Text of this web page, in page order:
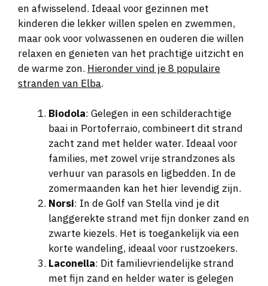
en afwisselend. Ideaal voor gezinnen met
kinderen die lekker willen spelen en zwemmen,
maar ook voor volwassenen en ouderen die willen
relaxen en genieten van het prachtige uitzicht en
de warme zon. Hieronder vind je 8 populaire
stranden van Elba.
Biodola: Gelegen in een schilderachtige
baai in Portoferraio, combineert dit strand
zacht zand met helder water. Ideaal voor
families, met zowel vrije strandzones als
verhuur van parasols en ligbedden. In de
zomermaanden kan het hier levendig zijn.
Norsi: In de Golf van Stella vind je dit
langgerekte strand met fijn donker zand en
zwarte kiezels. Het is toegankelijk via een
korte wandeling, ideaal voor rustzoekers.
Laconella: Dit familievriendelijke strand
met fijn zand en helder water is gelegen